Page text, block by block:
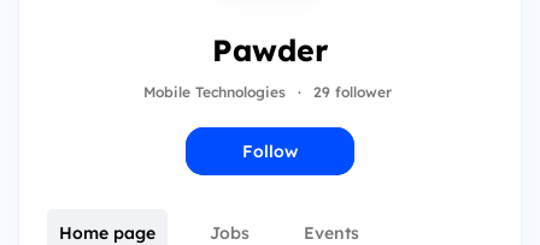
Pawder
Mobile Technologies · 29 follower
Follow
Home page Jobs Events